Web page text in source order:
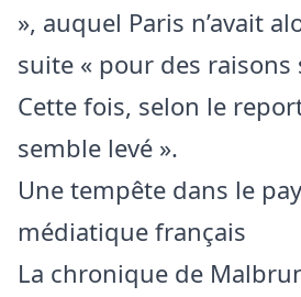
», auquel Paris n’avait
suite « pour des raisons
Cette fois, selon le
semble levé ».
Une tempête dans le
médiatique français
La chronique de